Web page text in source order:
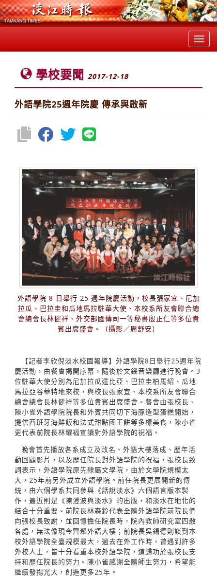
學校要聞 2017-12-18
外語學院25週年院慶 傳承與啟新
外語學院 8 日舉行 25 週年院慶活動，校長張家宜、尼加
拉瓜、巴拉圭和瓜地馬拉駐華大使、本校系所友會聯合總
會總會長林健祥、外交部國傳司一等秘書殷正仁等多位貴
賓出席盛會。（攝影／周舒安）
【記者李欣倪淡水校園報導】外語學院8日舉行25週年院
慶活動，由餐會揭開序幕，隨後於文錙音樂廳進行晚會。3
位駐華大使分別為尼加拉瓜達比亞、巴拉圭柏馬紹、瓜地
馬拉亞谷華特地來校，與校長張家宜、本校系所友會聯合
總會總會長林健祥等多位貴賓出席盛會。餐會由張校長、
陳小雀外語學院院長和外賓共同切下海豚造型蛋糕開始，
提供西班牙海鮮飯和法式甜點國王餅等多樣美食，陳小雀
更代表前院長林耀福宣讀對外語學院的祝福。
晚會首先播放各系成立及改名、外語大樓落成、歷年活
動回顧影片，以及歷任院長對外語學院的祝福，張校長致
詞表示，外語學院原先隸屬文學院，由於文學院規模太
大，25年前另外成立外語學院。前任院長更展開新的傳
統，由六個學系共同參與《話說淡水》六個語言版本製
作，最近則是《陳澄波與淡水》的出版，和淡水在地化的
結合十分重要。前院長林森鈴代表全體外語學院前院長們
向張校長致謝，並回憶擔任院長時，院內教師研究室四散
各處，無法像現今齊聚外語大樓；前院長吳錫德則談到本
校外語學院全臺規模最大，過去在外工作時，曾遇到許多
外校人士，皆十分看重本校外語學院，這歸功於張校長支
持和歷任院長的努力。陳小雀感謝全體師生努力，希望能
繼續發揚光大，創造更多25年。